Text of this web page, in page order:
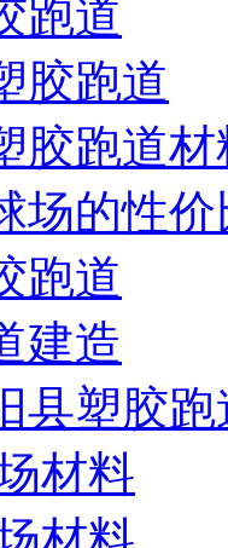
跑道
胶跑道
胶跑道材
场的性价
跑道
建造
县塑胶跑
材料